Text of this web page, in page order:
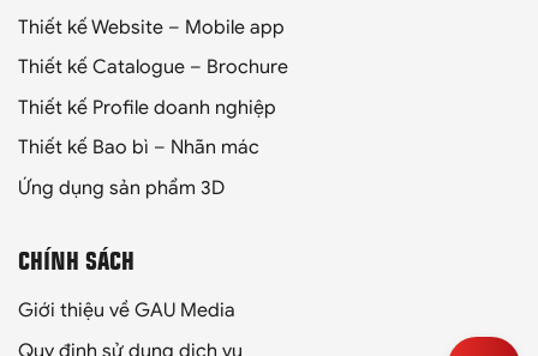
Thiết kế Website – Mobile app
Thiết kế Catalogue – Brochure
Thiết kế Profile doanh nghiệp
Thiết kế Bao bì – Nhãn mác
Ứng dụng sản phẩm 3D
CHÍNH SÁCH
Giới thiệu về GAU Media